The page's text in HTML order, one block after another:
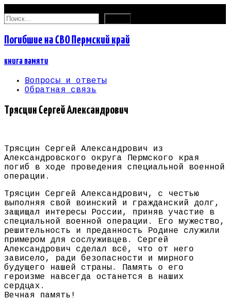
Найти:
Погибшие на СВО Пермский край
книга памяти
Вопросы и ответы
Обратная связь
Трясцин Сергей Александрович
Трясцин Сергей Александрович из
Александровского округа Пермского края
погиб в ходе проведения специальной военной
операции.
Трясцин Сергей Александрович, с честью
выполняя свой воинский и гражданский долг,
защищал интересы России, приняв участие в
специальной военной операции. Его мужество,
решительность и преданность Родине служили
примером для сослуживцев. Сергей
Александрович сделал всё, что от него
зависело, ради безопасности и мирного
будущего нашей страны. Память о его
героизме навсегда останется в наших
сердцах.
Вечная память!